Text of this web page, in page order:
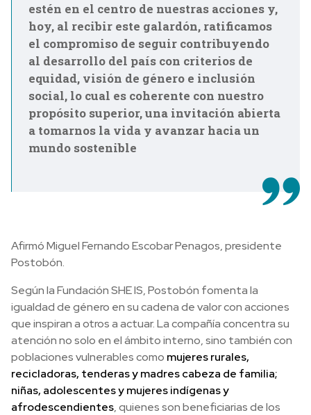
estén en el centro de nuestras acciones y,
hoy, al recibir este galardón, ratificamos
el compromiso de seguir contribuyendo
al desarrollo del país con criterios de
equidad, visión de género e inclusión
social, lo cual es coherente con nuestro
propósito superior, una invitación abierta
a tomarnos la vida y avanzar hacia un
mundo sostenible
Afirmó Miguel Fernando Escobar Penagos, presidente
Postobón.
Según la Fundación SHE IS, Postobón fomenta la
igualdad de género en su cadena de valor con acciones
que inspiran a otros a actuar. La compañía concentra su
atención no solo en el ámbito interno, sino también con
poblaciones vulnerables como mujeres rurales,
recicladoras, tenderas y madres cabeza de familia;
niñas, adolescentes y mujeres indígenas y
afrodescendientes, quienes son beneficiarias de los